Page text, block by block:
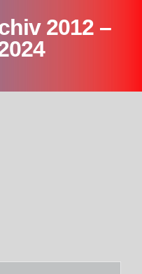
2012 –